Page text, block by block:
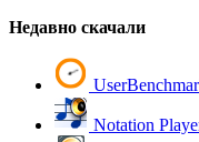
Недавно скачали
Notation